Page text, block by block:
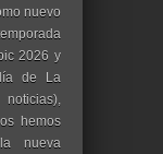
nuevo
2026 y
de La
hemos
nueva